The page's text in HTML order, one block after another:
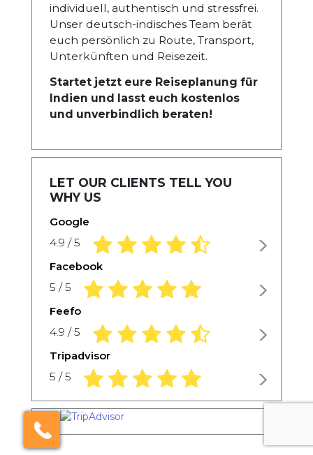
individuell, authentisch und stressfrei.
Unser deutsch-indisches Team berät
euch persönlich zu Route, Transport,
Unterkünften und Reisezeit.
Startet jetzt eure Reiseplanung für
Indien und lasst euch kostenlos
und unverbindlich beraten!
LET OUR CLIENTS TELL YOU
WHY US
Google
4.9 / 5 4.9 rating based on 1,234 ratings
Facebook
5 / 5 5.0 rating based on 1,234 ratings
Feefo
4.9 / 5 4.9 rating based on 1,234 ratings
Tripadvisor
5 / 5 5.0 rating based on 1,234 ratings
Click here to schedule
your free callback?